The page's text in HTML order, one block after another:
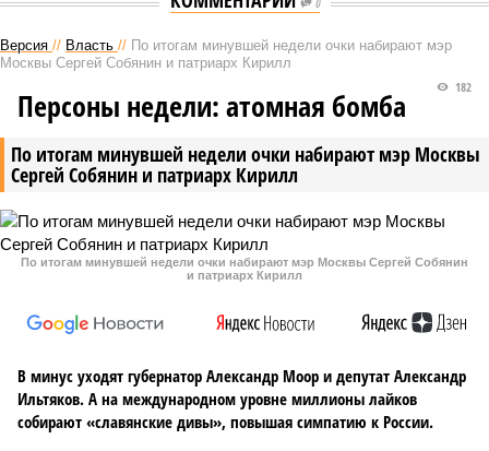
Версия // Власть // По итогам минувшей недели очки набирают мэр
Москвы Сергей Собянин и патриарх Кирилл
По итогам минувшей недели очки набирают мэр Москвы
Сергей Собянин и патриарх Кирилл
182
Персоны недели: атомная бомба
По итогам минувшей недели очки набирают мэр Москвы Сергей Собянин
и патриарх Кирилл
В минус уходят губернатор Александр Моор и депутат Александр
Ильтяков. А на международном уровне миллионы лайков
собирают «славянские дивы», повышая симпатию к России.